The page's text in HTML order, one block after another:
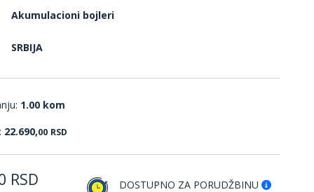
Akumulacioni bojleri
SRBIJA
1.00 kom
22.690,00 RSD
RSD DOSTUPNO ZA PORUDŽBINU